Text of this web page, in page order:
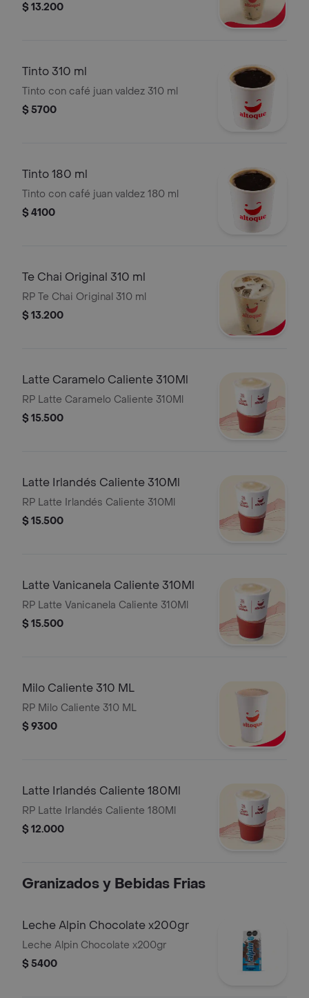
$ 13.200
Tinto 310 ml
Tinto con café juan valdez 310 ml
$ 5700
Tinto 180 ml
Tinto con café juan valdez 180 ml
$ 4100
Te Chai Original 310 ml
RP Te Chai Original 310 ml
$ 13.200
Latte Caramelo Caliente 310Ml
RP Latte Caramelo Caliente 310Ml
$ 15.500
Latte Irlandés Caliente 310Ml
RP Latte Irlandés Caliente 310Ml
$ 15.500
Latte Vanicanela Caliente 310Ml
RP Latte Vanicanela Caliente 310Ml
$ 15.500
Milo Caliente 310 ML
RP Milo Caliente 310 ML
$ 9300
Latte Irlandés Caliente 180Ml
RP Latte Irlandés Caliente 180Ml
$ 12.000
Granizados y Bebidas Frias
Leche Alpin Chocolate x200gr
Leche Alpin Chocolate x200gr
$ 5400